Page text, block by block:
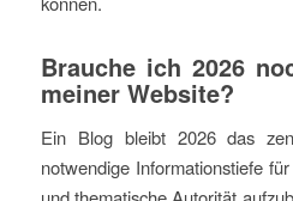
Brauche ich 2026
meiner Website?
Ein Blog bleibt 2026 das
notwendige Informationstiefe